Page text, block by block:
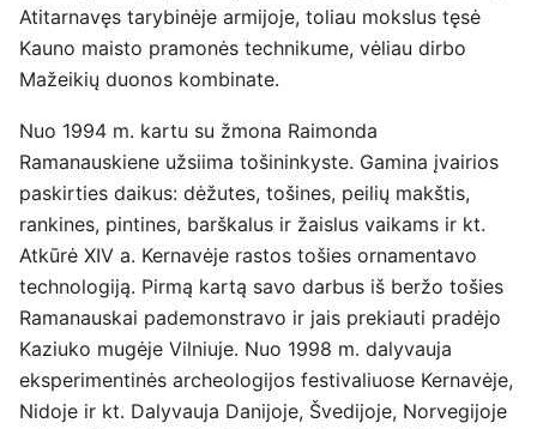
Atitarnavęs tarybinėje armijoje, toliau mokslus tęsė
Kauno maisto pramonės technikume, vėliau dirbo
Mažeikių duonos kombinate.
Nuo 1994 m. kartu su žmona Raimonda
Ramanauskiene užsiima tošininkyste. Gamina įvairios
paskirties daikus: dėžutes, tošines, peilių makštis,
rankines, pintines, barškalus ir žaislus vaikams ir kt.
Atkūrė XIV a. Kernavėje rastos tošies ornamentavo
technologiją. Pirmą kartą savo darbus iš beržo tošies
Ramanauskai pademonstravo ir jais prekiauti pradėjo
Kaziuko mugėje Vilniuje. Nuo 1998 m. dalyvauja
eksperimentinės archeologijos festivaliuose Kernavėje,
Nidoje ir kt. Dalyvauja Danijoje, Švedijoje, Norvegijoje